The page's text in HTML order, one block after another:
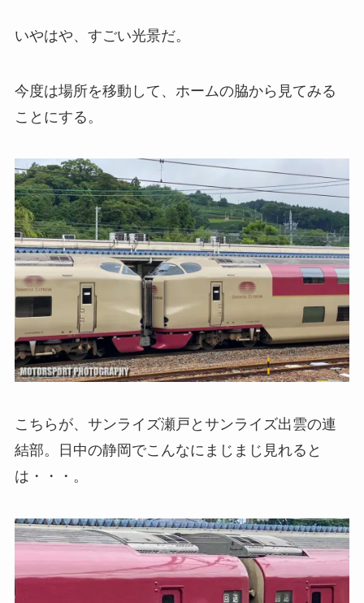
いやはや、すごい光景だ。
今度は場所を移動して、ホームの脇から見てみる
ことにする。
こちらが、サンライズ瀬戸とサンライズ出雲の連
結部。日中の静岡でこんなにまじまじ見れると
は・・・。